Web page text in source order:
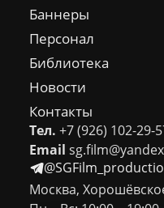
Баннеры
Персонал
Библиотека
Новости
Контакты
Тел. +7 (926) 102-29-
Email
Москва,